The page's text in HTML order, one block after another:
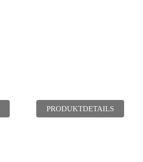
PRODUKTDETAILS